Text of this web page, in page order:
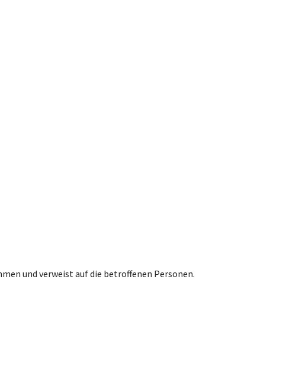
und verweist auf die betroffenen Personen.